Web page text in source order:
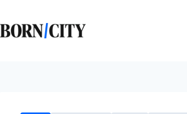
springen